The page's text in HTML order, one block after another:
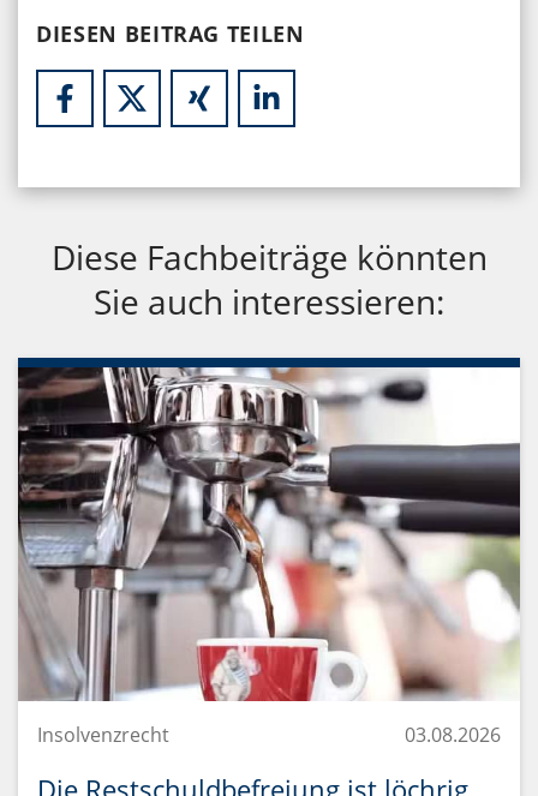
DIESEN BEITRAG TEILEN
Diese Fachbeiträge könnten
Sie auch interessieren:
Insolvenzrecht 03.08.2026